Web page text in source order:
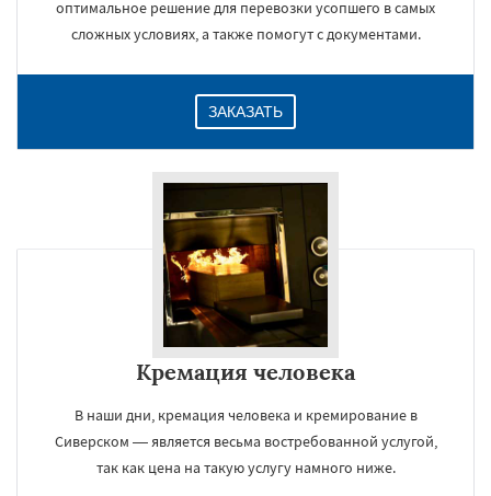
оптимальное решение для перевозки усопшего в самых
сложных условиях, а также помогут с документами.
ЗАКАЗАТЬ
Кремация человека
В наши дни, кремация человека и кремирование в
Сиверском — является весьма востребованной услугой,
так как цена на такую услугу намного ниже.